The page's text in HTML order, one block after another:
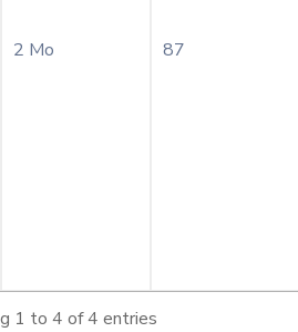
2 Mo 87
1 to 4 of 4 entries